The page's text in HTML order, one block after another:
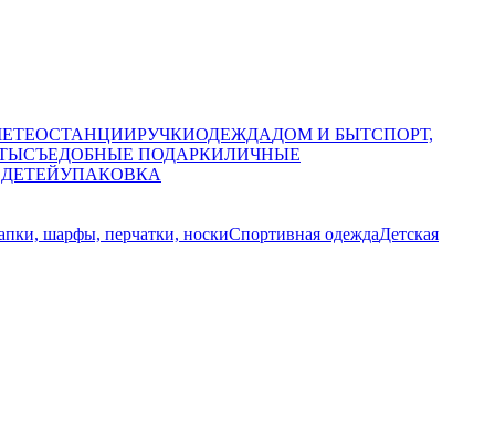
РУЧКИОДЕЖДАДОМ И БЫТСПОРТ,
СЪЕДОБНЫЕ ПОДАРКИЛИЧНЫЕ
УПАКОВКА
шарфы, перчатки, носкиСпортивная одеждаДетская